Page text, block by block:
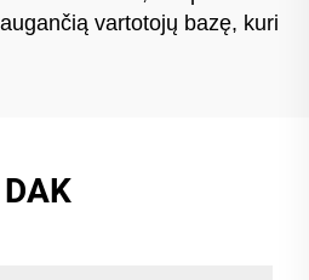
vartotojų bazę, kuri
DAK